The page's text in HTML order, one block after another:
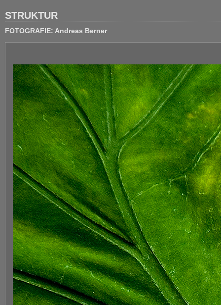
STRUKTUR
FOTOGRAFIE: Andreas Berner